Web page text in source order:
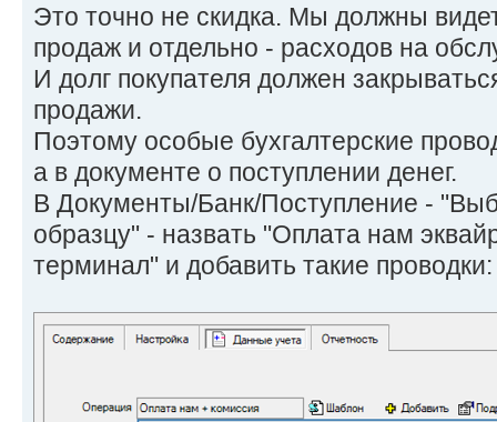
Это точно не скидка. Мы должны
продаж и отдельно - расходов на
И долг покупателя должен
продажи.
Поэтому особые бухгалтерские
а в документе о поступлении денег.
В Документы/Банк/Поступление -
образцу" - назвать "Оплата нам
терминал" и добавить такие проводки: